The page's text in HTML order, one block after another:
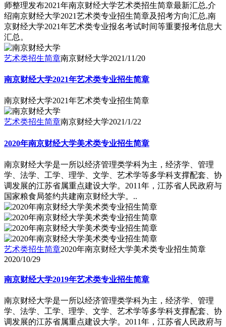
师整理发布2021年南京财经大学艺术类招生简章最新汇总,介
绍南京财经大学2021艺术类专业招生简章及招考方向汇总,南
京财经大学2021年艺术类专业报名考试时间等重要报考信息大
汇总。
艺术类招生简章南京财经大学2021/11/20
南京财经大学2021年艺术类专业招生简章
南京财经大学2021年艺术类专业招生简章
艺术类招生简章南京财经大学2021/1/22
2020年南京财经大学美术类专业招生简章
南京财经大学是一所以经济管理类学科为主，经济学、管理
学、法学、工学、理学、文学、艺术学等多学科支撑配套、协
调发展的江苏省属重点建设大学。2011年，江苏省人民政府与
国家粮食局签约共建南京财经大学。..
艺术类招生简章2020年南京财经大学美术类专业招生简章
2020/10/29
南京财经大学2019年艺术类专业招生简章
南京财经大学是一所以经济管理类学科为主，经济学、管理
学、法学、工学、理学、文学、艺术学等多学科支撑配套、协
调发展的江苏省属重点建设大学。2011年，江苏省人民政府与